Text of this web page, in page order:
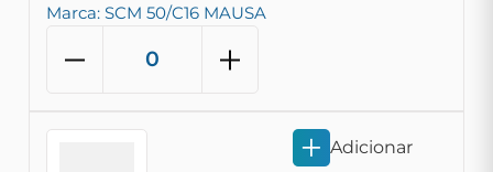
Marca: SCM 50/C16 MAUSA
Adicionar